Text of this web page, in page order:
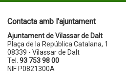
Contacta amb l'ajuntament
Ajuntament de Vilassar de Dalt
Plaça de la República Catalana, 1
08339 - Vilassar de Dalt
Tel. 93 753 98 00
NIF P0821300A